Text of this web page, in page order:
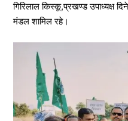
गिरिलाल किस्कू,प्रखण्ड उपाध्यक्ष
मंडल शामिल रहे।